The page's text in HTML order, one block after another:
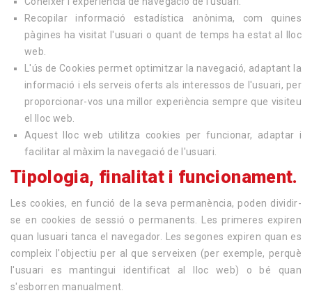
Recopilar informació estadística anònima, com quines
pàgines ha visitat l'usuari o quant de temps ha estat al lloc
web.
L'ús de Cookies permet optimitzar la navegació, adaptant la
informació i els serveis oferts als interessos de l'usuari, per
proporcionar-vos una millor experiència sempre que visiteu
el lloc web.
Aquest lloc web utilitza cookies per funcionar, adaptar i
facilitar al màxim la navegació de l'usuari.
Tipologia, finalitat i funcionament.
Les cookies, en funció de la seva permanència, poden dividir-
se en cookies de sessió o permanents. Les primeres expiren
quan lusuari tanca el navegador. Les segones expiren quan es
compleix l'objectiu per al que serveixen (per exemple, perquè
l'usuari es mantingui identificat al lloc web) o bé quan
s'esborren manualment.